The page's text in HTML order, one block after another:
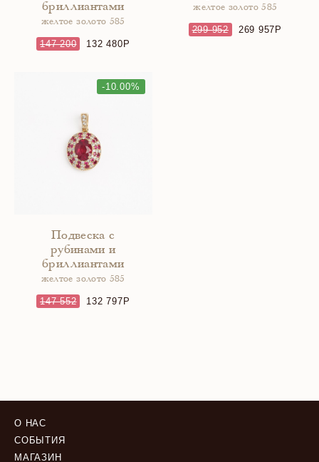
бриллиантами
желтое золото 585
147 200 132 480
желтое золото 585
299 952 269 957
-10.00%
Подвеска с
рубинами и
бриллиантами
желтое золото 585
147 552 132 797
О НАС
СОБЫТИЯ
МАГАЗИН